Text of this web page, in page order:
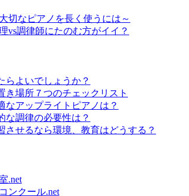
切なピアノを長く使うには～
vs調律師にたのむ方がイイ？
らよいでしょうか？
き場所７つのチェックリスト
なアップライトピアノは？
な調律の必要性は？
させるなら環境、教育はどうする？
.net
ンクール.net